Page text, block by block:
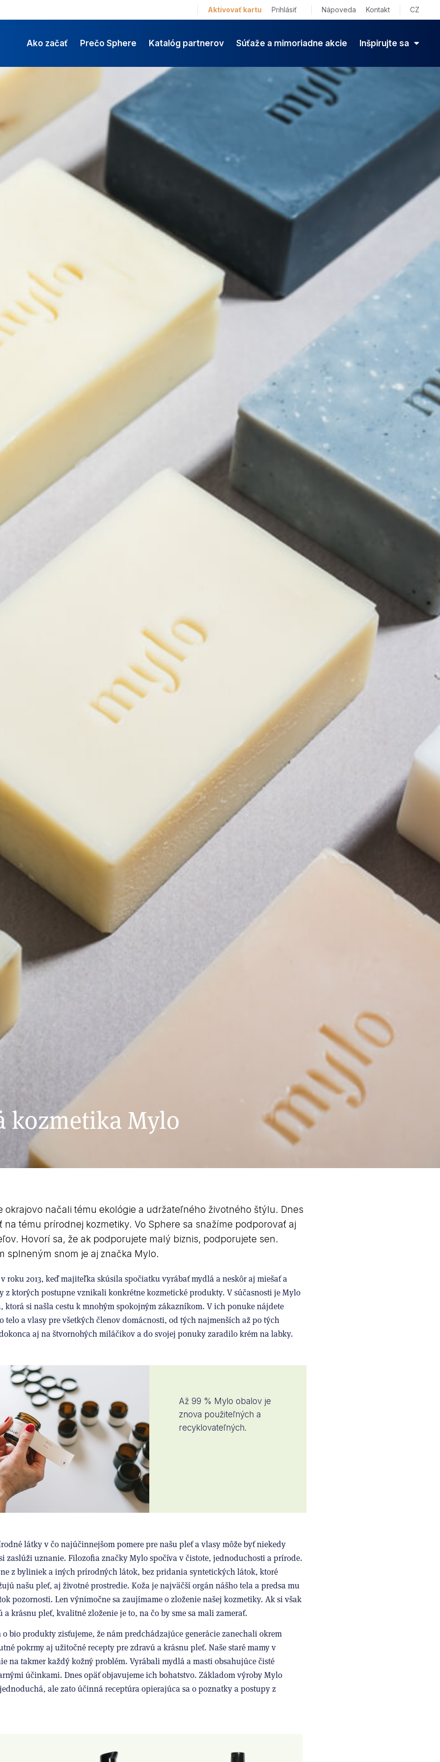
Aktivovať kartu Prihlásiť Nápoveda Kontakt CZ
Ako začať Prečo Sphere Katalóg partnerov Súťaže a mimoriadne akcie Inšpirujte sa
kozmetika Mylo
okrajovo načali tému ekológie a udržateľného životného štýlu. Dnes
tému prírodnej kozmetiky. Vo Sphere sa snažíme podporovať aj
Hovorí sa, že ak podporujete malý biznis, podporujete sen.
splneným snom je aj značka Mylo.
roku 2013, keď majiteľka skúsila spočiatku vyrábať mydlá a neskôr aj miešať a
z ktorých postupne vznikali konkrétne kozmetické produkty. V súčasnosti je Mylo
ktorá si našla cestu k mnohým spokojným zákazníkom. V ich ponuke nájdete
telo a vlasy pre všetkých členov domácnosti, od tých najmenších až po tých
aj na štvornohých miláčikov a do svojej ponuky zaradilo krém na labky.
Až 99 % Mylo obalov je
znova použiteľných a
recyklovateľných.
látky v čo najúčinnejšom pomere pre našu pleť a vlasy môže byť niekedy
zaslúži uznanie. Filozofia značky Mylo spočíva v čistote, jednoduchosti a prírode.
z byliniek a iných prírodných látok, bez pridania syntetických látok, ktoré
našu pleť, aj životné prostredie. Koža je najväčší orgán nášho tela a predsa mu
pozornosti. Len výnimočne sa zaujímame o zloženie našej kozmetiky. Ak si však
a krásnu pleť, kvalitné zloženie je to, na čo by sme sa mali zamerať.
bio produkty zisťujeme, že nám predchádzajúce generácie zanechali okrem
pokrmy aj užitočné recepty pre zdravú a krásnu pleť. Naše staré mamy v
na takmer každý kožný problém. Vyrábali mydlá a masti obsahujúce čisté
účinkami. Dnes opäť objavujeme ich bohatstvo. Základom výroby Mylo
ale zato účinná receptúra opierajúca sa o poznatky a postupy z